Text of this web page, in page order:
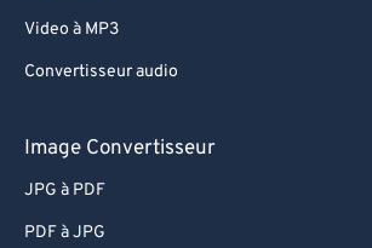
Video à MP3
Convertisseur audio
Image Convertisseur
JPG à PDF
PDF à JPG